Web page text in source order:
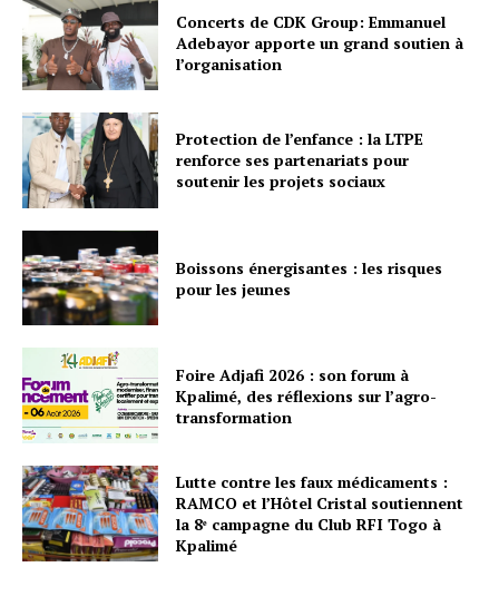
Concerts de CDK Group: Emmanuel
Adebayor apporte un grand soutien à
l’organisation
Protection de l’enfance : la LTPE
renforce ses partenariats pour
soutenir les projets sociaux
Boissons énergisantes : les risques
pour les jeunes
Foire Adjafi 2026 : son forum à
Kpalimé, des réflexions sur l’agro-
transformation
Lutte contre les faux médicaments :
RAMCO et l’Hôtel Cristal soutiennent
la 8ᵉ campagne du Club RFI Togo à
Kpalimé